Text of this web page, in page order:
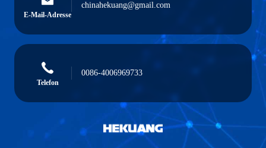
E-Mail-Adresse
chinahekuang@gmail.com
Telefon
0086-4006969733